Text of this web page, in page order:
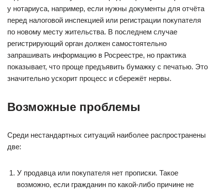
у нотариуса, например, если нужны документы для отчёта
перед налоговой инспекцией или регистрации покупателя
по новому месту жительства. В последнем случае
регистрирующий орган должен самостоятельно
запрашивать информацию в Росреестре, но практика
показывает, что проще предъявить бумажку с печатью. Это
значительно ускорит процесс и сбережёт нервы.
Возможные проблемы
Среди нестандартных ситуаций наиболее распространены
две:
У продавца или покупателя нет прописки. Такое
возможно, если гражданин по какой-либо причине не